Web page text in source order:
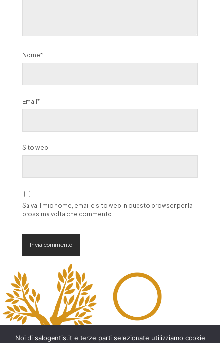
Nome*
Email*
Sito web
Salva il mio nome, email e sito web in questo browser per la
prossima volta che commento.
A
l
t
e
r
n
a
Noi di salogentis.it e terze parti selezionate utilizziamo cookie